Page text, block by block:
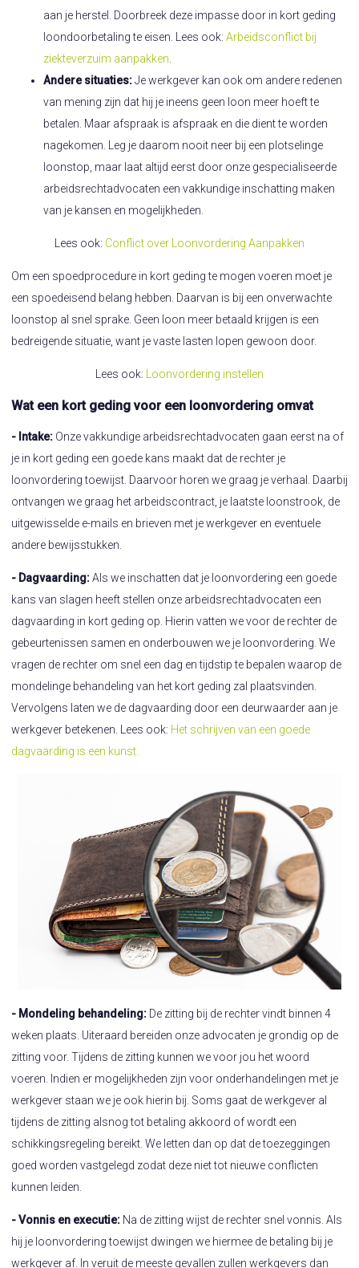
aan je herstel. Doorbreek deze impasse door in kort geding
loondoorbetaling te eisen. Lees ook: Arbeidsconflict bij
ziekteverzuim aanpakken
Andere situaties:Je werkgever kan ook om andere redenen
van mening zijn dat hij je ineens geen loon meer hoeft te
betalen. Maar afspraak is afspraak en die dient te worden
nagekomen. Leg je daarom nooit neer bij een plotselinge
loonstop, maar laat altijd eerst door onze gespecialiseerde
arbeidsrechtadvocaten een vakkundige inschatting maken
van je kansen en mogelijkheden.
Lees ook: Conflict over Loonvordering Aanpakken
Om een spoedprocedure in kort geding te mogen voeren moet je
een spoedeisend belang hebben. Daarvan is bij een onverwachte
loonstop al snel sprake. Geen loon meer betaald krijgen is een
bedreigende situatie, want je vaste lasten lopen gewoon door.
Lees ook: Loonvordering instellen
Wat een kort geding voor een loonvordering omvat
- Intake: Onze vakkundige arbeidsrechtadvocaten gaan eerst na of
je in kort geding een goede kans maakt dat de rechter je
loonvordering toewijst. Daarvoor horen we graag je verhaal. Daarbij
ontvangen we graag het arbeidscontract, je laatste loonstrook, de
uitgewisselde e-mails en brieven met je werkgever en eventuele
andere bewijsstukken.
- Dagvaarding:Als we inschatten dat je loonvordering een goede
kans van slagen heeft stellen onze arbeidsrechtadvocaten een
dagvaarding in kort geding op. Hierin vatten we voor de rechter de
gebeurtenissen samen en onderbouwen we je loonvordering. We
vragen de rechter om snel een dag en tijdstip te bepalen waarop de
mondelinge behandeling van het kort geding zal plaatsvinden.
Vervolgens laten we de dagvaarding door een deurwaarder aan je
werkgever betekenen. Lees ook: Het schrijven van een goede
dagvaarding is een kunst.
- Mondeling behandeling: De zitting bij de rechter vindt binnen 4
weken plaats. Uiteraard bereiden onze advocaten je grondig op de
zitting voor. Tijdens de zitting kunnen we voor jou het woord
voeren. Indien er mogelijkheden zijn voor onderhandelingen met je
werkgever staan we je ook hierin bij. Soms gaat de werkgever al
tijdens de zitting alsnog tot betaling akkoord of wordt een
schikkingsregeling bereikt. We letten dan op dat de toezeggingen
goed worden vastgelegd zodat deze niet tot nieuwe conflicten
kunnen leiden.
- Vonnis en executie: Na de zitting wijst de rechter snel vonnis. Als
hij je loonvordering toewijst dwingen we hiermee de betaling bij je
werkgever af. In veruit de meeste gevallen zullen werkgevers dan